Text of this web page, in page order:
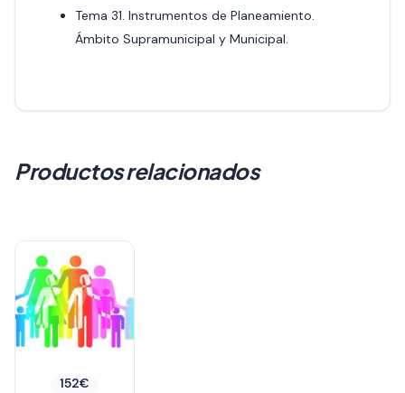
Tema 31. Instrumentos de Planeamiento.
Ámbito Supramunicipal y Municipal.
Productos relacionados
152€